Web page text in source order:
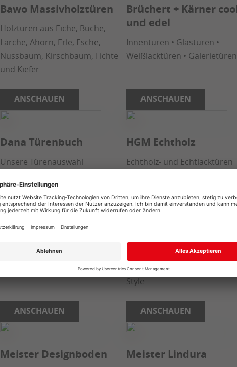
Bawo Massivholztüren
Holztüren aus Eiche, Buche,
Lärche, Ahorn, Erle, Esche,
Nussbaum, Kirschbaum, Fichte
und Kiefer
ANSCHAUEN
Brüchert + Kärner
und edel
Innentüren • Glastüren •
Weißlacktüren • Galerietüren
ANSCHAUEN
Dana Türenbuch
Unsere Türenauswahl
ANSCHAUEN
HGM Echtholz
Echtholz- und Echtlacktüren
Kährs Parkett
Design- und Inspirationsguide
ANSCHAUEN
linesPlus
Glasdesigntüren im Industrial-
Style
ANSCHAUEN
Meister Designboden Meister Lindura